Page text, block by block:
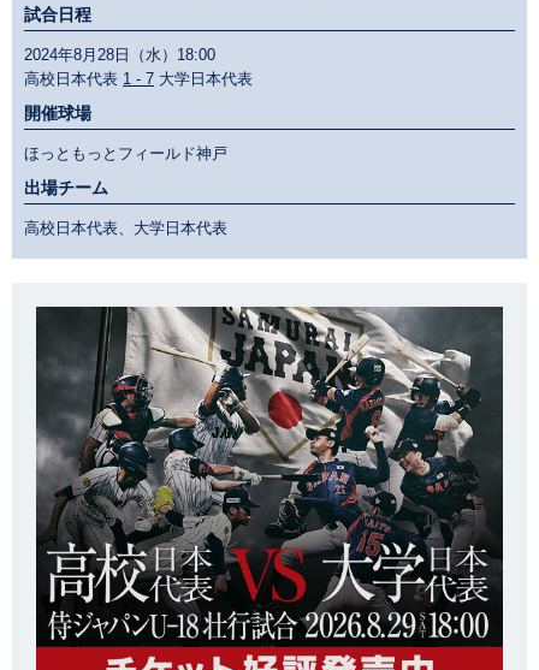
試合日程
2024年8月28日（水）18:00
高校日本代表 1 - 7 大学日本代表
開催球場
ほっともっとフィールド神戸
出場チーム
高校日本代表、大学日本代表